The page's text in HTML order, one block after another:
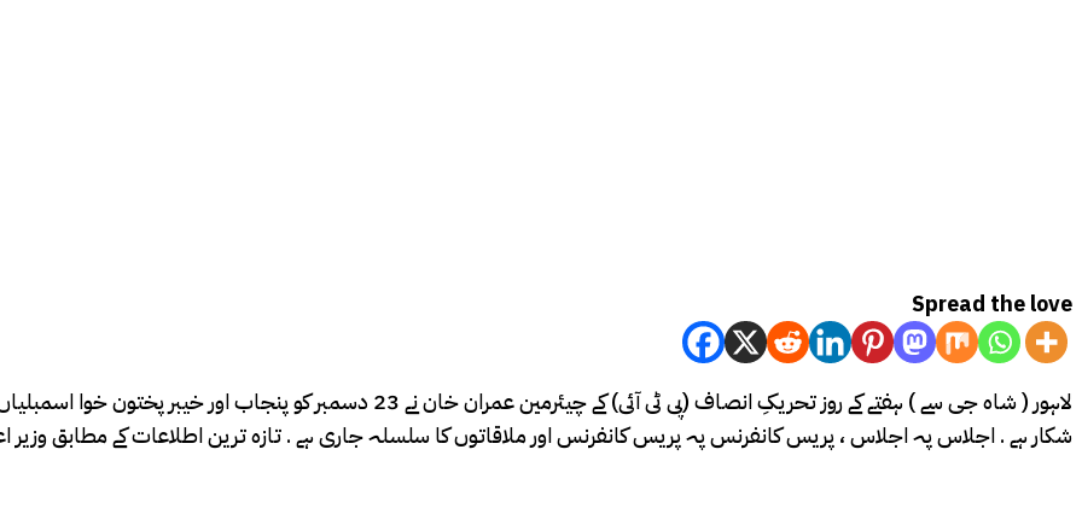
Spread the love
لاہور ( شاہ جی سے ) ہفتے کے روز تحریکِ انصاف (پی ٹی آئی) کے چیئرمین عمران
شکار ہے . اجلاس پہ اجلاس ، پریس کانفرنس پہ پریس کانفرنس اور ملاقاتوں کا سلسلہ جاری ہے . تازہ ترین اطلاعات کے مطابق